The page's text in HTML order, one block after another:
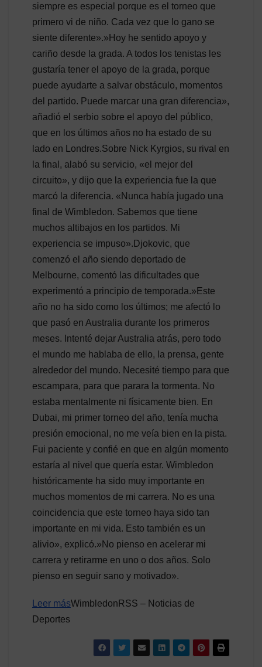
siempre es especial porque es el torneo que
primero vi de niño. Cada vez que lo gano se
siente diferente».»Hoy he sentido apoyo y
cariño desde la grada. A todos los tenistas les
gustaría tener el apoyo de la grada, porque
puede ayudarte a salvar obstáculo, momentos
del partido. Puede marcar una gran diferencia»,
añadió el serbio sobre el apoyo del público,
que en los últimos años no ha estado de su
lado en Londres.Sobre Nick Kyrgios, su rival en
la final, alabó su servicio, «el mejor del
circuito», y dijo que la experiencia fue la que
marcó la diferencia. «Nunca había jugado una
final de Wimbledon. Sabemos que tiene
muchos altibajos en los partidos. Mi
experiencia se impuso».Djokovic, que
comenzó el año siendo deportado de
Melbourne, comentó las dificultades que
experimentó a principio de temporada.»Este
año no ha sido como los últimos; me afectó lo
que pasó en Australia durante los primeros
meses. Intenté dejar Australia atrás, pero todo
el mundo me hablaba de ello, la prensa, gente
alrededor del mundo. Necesité tiempo para que
escampara, para que parara la tormenta. No
estaba mentalmente ni físicamente bien. En
Dubai, mi primer torneo del año, tenía mucha
presión emocional, no me veía bien en la pista.
Fui paciente y confié en que en algún momento
estaría al nivel que quería estar. Wimbledon
históricamente ha sido muy importante en
muchos momentos de mi carrera. No es una
coincidencia que este torneo haya sido tan
importante en mi vida. Esto también es un
alivio», explicó.»No pienso en acelerar mi
carrera y retirarme en uno o dos años. Solo
pienso en seguir sano y motivado».
Leer másWimbledonRSS – Noticias de
Deportes